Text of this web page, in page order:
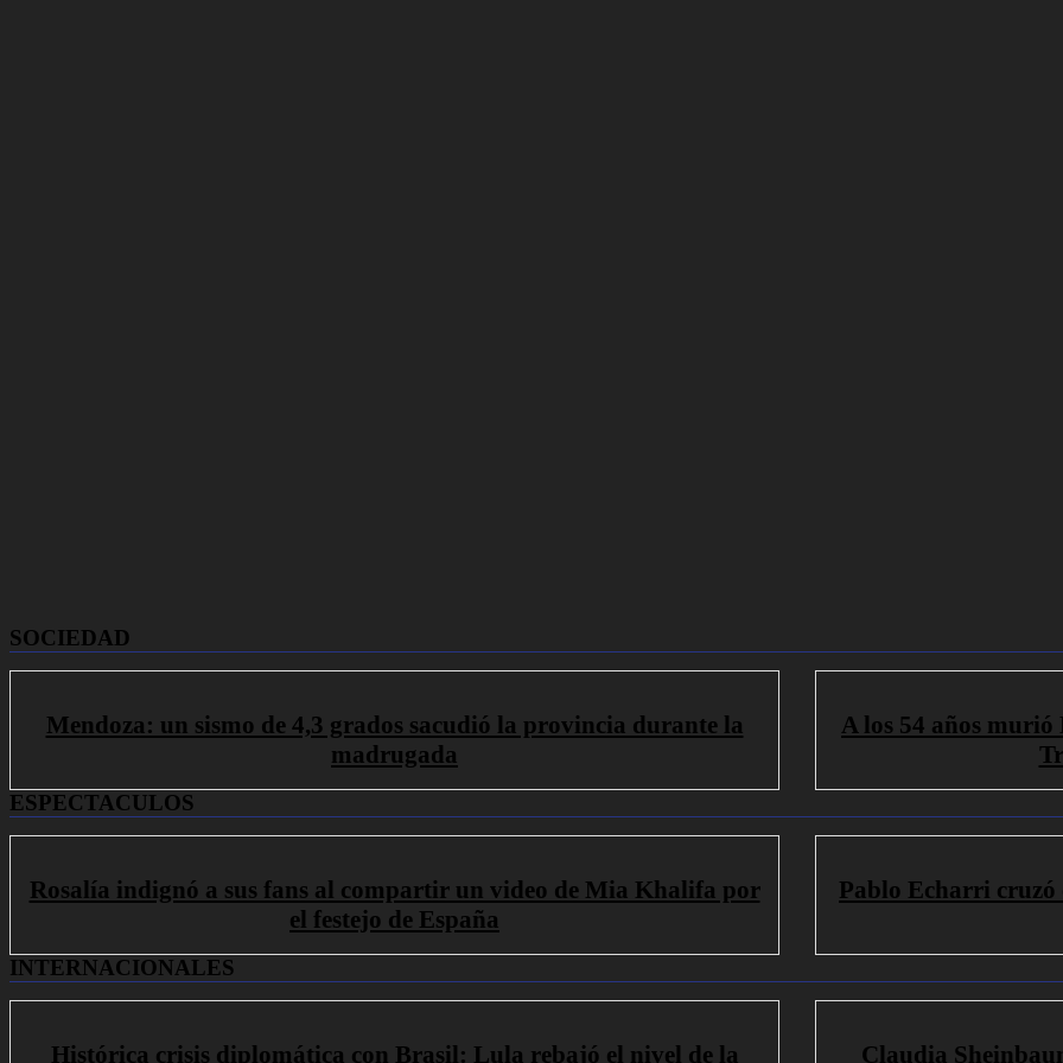
SOCIEDAD
Mendoza: un sismo de 4,3 grados sacudió la provincia durante la
madrugada
A los 54 años
ESPECTACULOS
Rosalía indignó a sus fans al compartir un video de Mia Khalifa por
el festejo de España
Pablo Echarri cruzó
INTERNACIONALES
Histórica crisis diplomática con Brasil: Lula rebajó el nivel de la Claudia